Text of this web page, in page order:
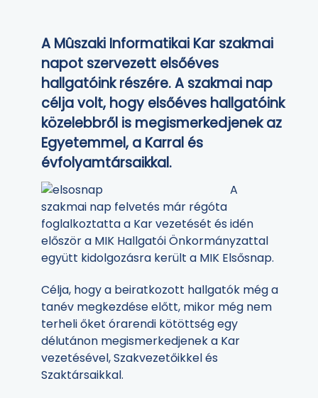
A Mûszaki Informatikai Kar szakmai
napot szervezett elsőéves
hallgatóink részére. A szakmai nap
célja volt, hogy elsőéves hallgatóink
közelebbről is megismerkedjenek az
Egyetemmel, a Karral és
évfolyamtársaikkal.
A
szakmai nap felvetés már régóta
foglalkoztatta a Kar vezetését és idén
először a MIK Hallgatói Önkormányzattal
együtt kidolgozásra került a MIK Elsősnap.
Célja, hogy a beiratkozott hallgatók még a
tanév megkezdése előtt, mikor még nem
terheli őket órarendi kötöttség egy
délutánon megismerkedjenek a Kar
vezetésével, Szakvezetőikkel és
Szaktársaikkal.